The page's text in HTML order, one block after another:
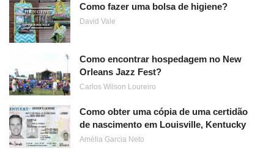
Como fazer uma bolsa de higiene?
David Vale
Como encontrar hospedagem no New
Orleans Jazz Fest?
Carlos Wilson Loureiro
Como obter uma cópia de uma certidão
de nascimento em Louisville, Kentucky
Amélia Garcia Neto